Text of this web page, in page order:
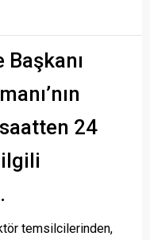
24
ilgili
temsilcilerinden,